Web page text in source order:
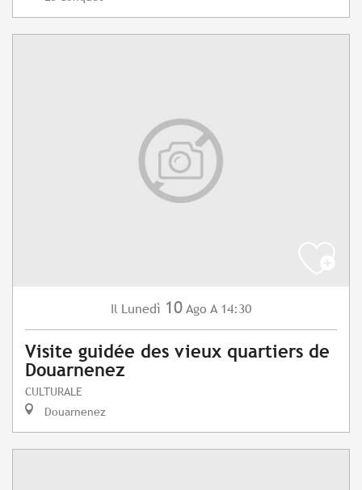
Il Lunedì 10 Ago A 14:30
Visite guidée des vieux quartiers de
Douarnenez
CULTURALE
Douarnenez